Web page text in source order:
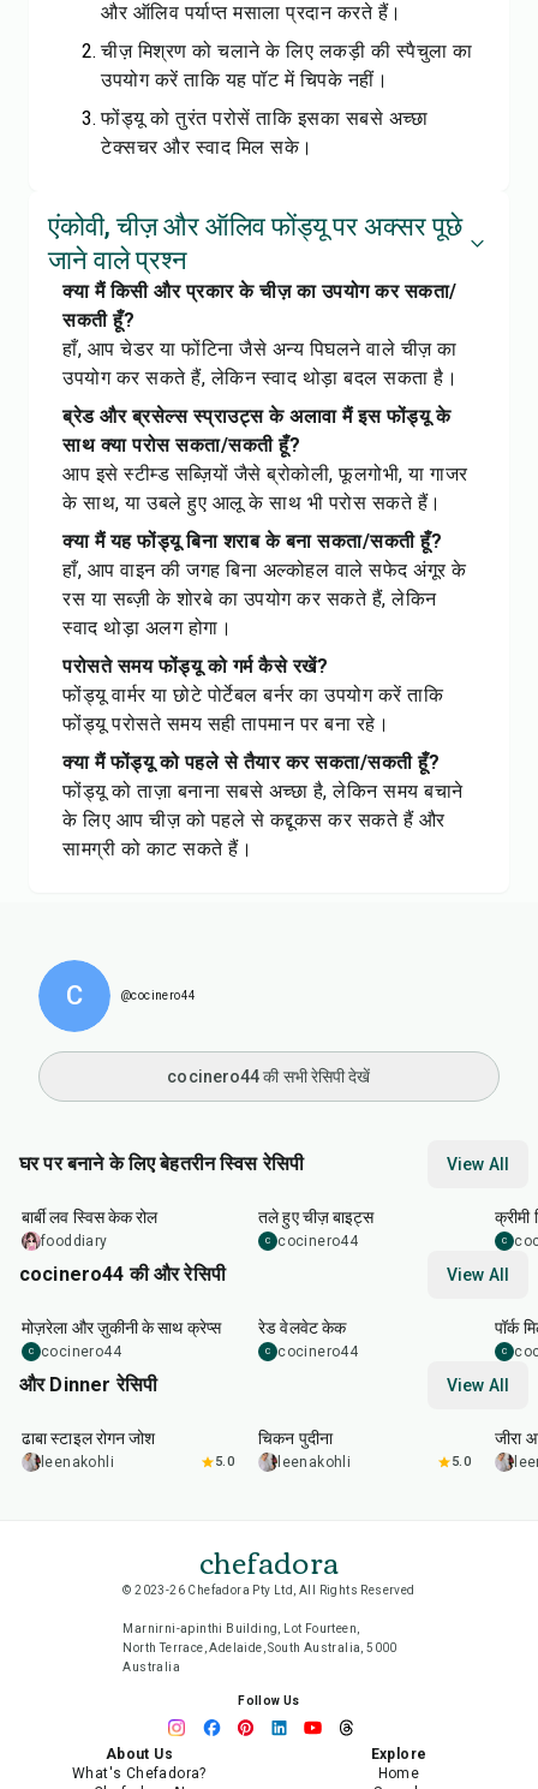
और ऑलिव पर्याप्त मसाला प्रदान करते हैं।
चीज़ मिश्रण को चलाने के लिए लकड़ी की स्पैचुला का
उपयोग करें ताकि यह पॉट में चिपके नहीं।
फोंड्यू को तुरंत परोसें ताकि इसका सबसे अच्छा
टेक्सचर और स्वाद मिल सके।
एंकोवी, चीज़ और ऑलिव फोंड्यू पर अक्सर पूछे
जाने वाले प्रश्न
क्या मैं किसी और प्रकार के चीज़ का उपयोग कर सकता/
सकती हूँ?
हाँ, आप चेडर या फोंटिना जैसे अन्य पिघलने वाले चीज़ का
उपयोग कर सकते हैं, लेकिन स्वाद थोड़ा बदल सकता है।
ब्रेड और ब्रसेल्स स्प्राउट्स के अलावा मैं इस फोंड्यू के
साथ क्या परोस सकता/सकती हूँ?
आप इसे स्टीम्ड सब्ज़ियों जैसे ब्रोकोली, फूलगोभी, या गाजर
के साथ, या उबले हुए आलू के साथ भी परोस सकते हैं।
क्या मैं यह फोंड्यू बिना शराब के बना सकता/सकती हूँ?
हाँ, आप वाइन की जगह बिना अल्कोहल वाले सफेद अंगूर के
रस या सब्ज़ी के शोरबे का उपयोग कर सकते हैं, लेकिन
स्वाद थोड़ा अलग होगा।
परोसते समय फोंड्यू को गर्म कैसे रखें?
फोंड्यू वार्मर या छोटे पोर्टेबल बर्नर का उपयोग करें ताकि
फोंड्यू परोसते समय सही तापमान पर बना रहे।
क्या मैं फोंड्यू को पहले से तैयार कर सकता/सकती हूँ?
फोंड्यू को ताज़ा बनाना सबसे अच्छा है, लेकिन समय बचाने
के लिए आप चीज़ को पहले से कद्दूकस कर सकते हैं और
सामग्री को काट सकते हैं।
C @cocinero44
cocinero44 की सभी रेसिपी देखें
घर पर बनाने के लिए बेहतरीन स्विस रेसिपी View All
15
बार्बी लव स्विस केक रोल
fooddiary
20
तले हुए चीज़ बाइट्स
C cocinero44 C
cocinero44 की और रेसिपी View All
मोज़रेला और ज़ुकीनी के साथ क्रेप्स
C cocinero44
रेड वेलवेट केक
C cocinero44
पॉर्क
C
और Dinner रेसिपी View All
1
ढाबा स्टाइल रोगन जोश
leenakohli 5.0
चिकन पुदीना
leenakohli 5.0
जीरा
chefadora
© 2023-26 Chefadora Pty Ltd, All Rights Reserved
Marnirni-apinthi Building, Lot Fourteen,
North Terrace, Adelaide, South Australia, 5000
Australia
Follow Us
About Us
What's Chefadora?
Explore
Home